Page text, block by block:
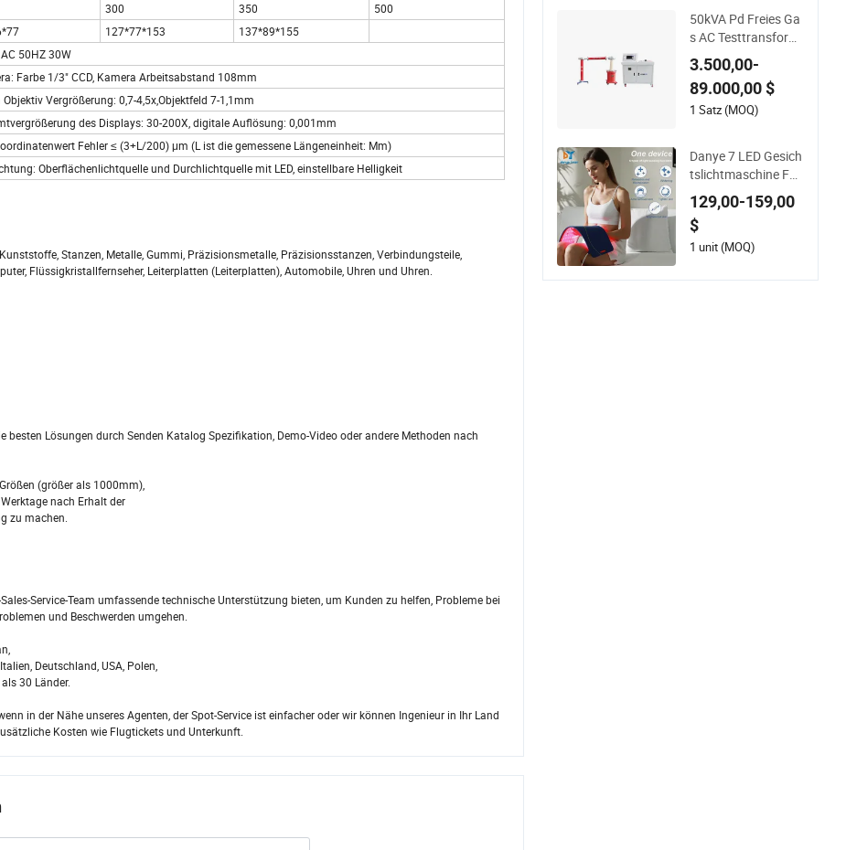
300 350
500
127*77*153
137*89*155
50HZ 30W
Farbe 1/3" CCD, Kamera Arbeitsabstand 108mm
Vergrößerung: 0,7-4,5x,Objektfeld 7-1,1mm
des Displays: 30-200X, digitale Auflösung: 0,001mm
Fehler ≤ (3+L/200) μm (L ist die gemessene Längeneinheit: Mm)
Oberflächenlichtquelle und Durchlichtquelle mit LED, einstellbare Helligkeit
Stanzen, Metalle, Gummi, Präzisionsmetalle, Präzisionsstanzen, Verbindungsteile,
Flüssigkristallfernseher, Leiterplatten (Leiterplatten), Automobile, Uhren und Uhren.
Lösungen durch Senden Katalog Spezifikation, Demo-Video oder andere Methoden nach
(größer als 1000mm),
nach Erhalt der
zu machen.
Service-Team umfassende technische Unterstützung bieten, um Kunden zu helfen, Probleme bei
und Beschwerden umgehen.
Deutschland, USA, Polen,
30 Länder.
in der Nähe unseres Agenten, der Spot-Service ist einfacher oder wir können Ingenieur in Ihr Land
Kosten wie Flugtickets und Unterkunft.
50kVA Pd Freies Ga
s AC Testtransform
ator 100kv Teilentla
dung AC Hipot Test
gerät mit Schutzwid
erstandstester Diele
3.500,00-
89.000,00 $
1 Satz (MOQ)
Danye 7 LED Gesich
tslichtmaschine Falt
enentfernung Gesic
htslichttherapie Sch
önheitsinstrument
129,00-159,00
$
1 unit (MOQ)